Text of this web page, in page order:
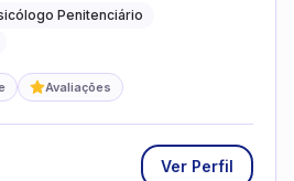
comportamentais.
Penitenciário
Avaliações
Ver Perfil